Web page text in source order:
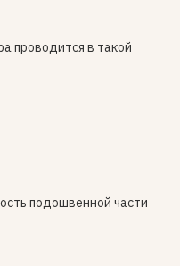
проводится в такой
подошвенной части